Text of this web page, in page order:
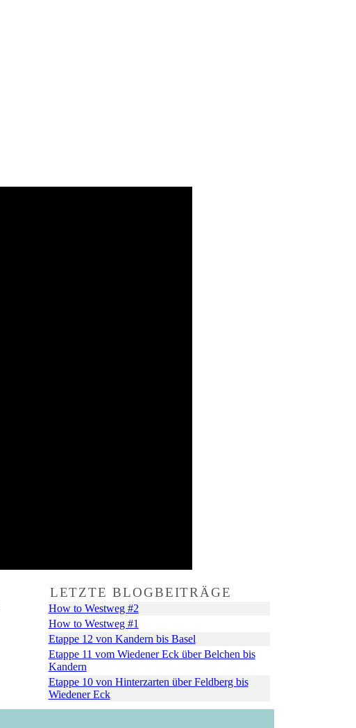
LETZTE BLOGBEITRÄGE
How to Westweg #2
How to Westweg #1
Etappe 12 von Kandern bis Basel
Etappe 11 vom Wiedener Eck über Belchen bis
Kandern
Etappe 10 von Hinterzarten über Feldberg bis
Wiedener Eck